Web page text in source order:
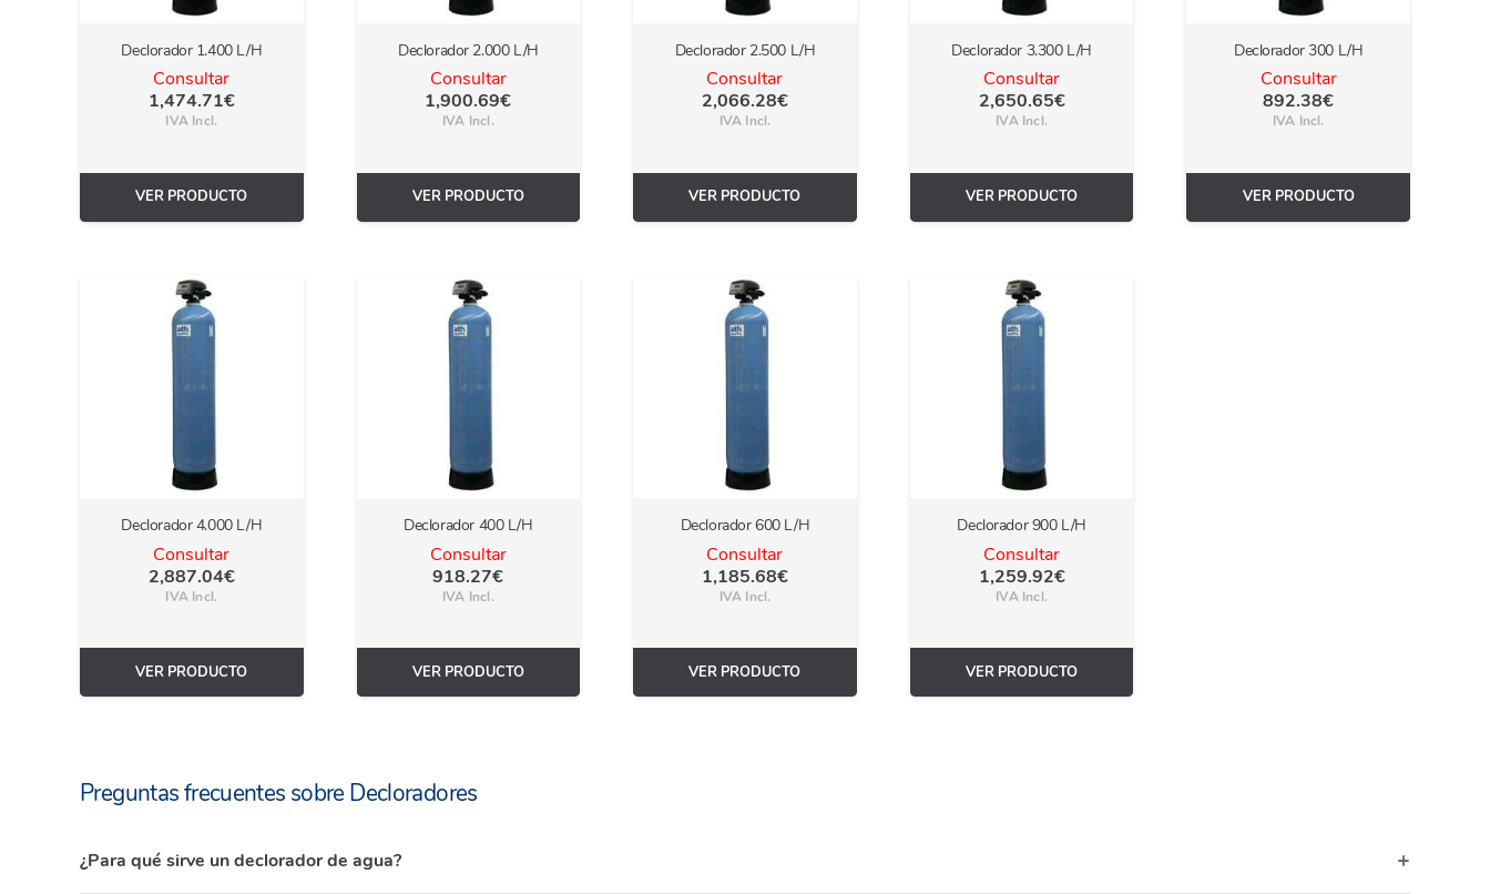
Declorador 1.400 L/H
Consultar
1,474.71€
IVA Incl.
VER PRODUCTO
Declorador 2.000 L/H
Consultar
1,900.69€
IVA Incl.
VER PRODUCTO
Declorador 2.500 L/H
Consultar
2,066.28€
IVA Incl.
VER PRODUCTO
Declorador 3.300 L/H
Consultar
2,650.65€
IVA Incl.
VER PRODUCTO
Declorador 300 L/H
Consultar
892.38€
IVA Incl.
VER PRODUCTO
Declorador 4.000 L/H
Consultar
2,887.04€
IVA Incl.
VER PRODUCTO
Declorador 400 L/H
Consultar
918.27€
IVA Incl.
VER PRODUCTO
Declorador 600 L/H
Consultar
1,185.68€
IVA Incl.
VER PRODUCTO
Declorador 900 L/H
Consultar
1,259.92€
IVA Incl.
VER PRODUCTO
Preguntas frecuentes sobre Decloradores
¿Para qué sirve un declorador de agua?